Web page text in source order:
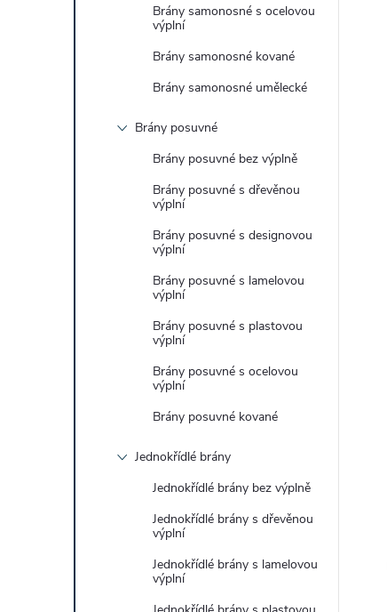
Brány samonosné s ocelovou
výplní
Brány samonosné kované
Brány samonosné umělecké
Brány posuvné
Brány posuvné bez výplně
Brány posuvné s dřevěnou
výplní
Brány posuvné s designovou
výplní
Brány posuvné s lamelovou
výplní
Brány posuvné s plastovou
výplní
Brány posuvné s ocelovou
výplní
Brány posuvné kované
Jednokřídlé brány
Jednokřídlé brány bez výplně
Jednokřídlé brány s dřevěnou
výplní
Jednokřídlé brány s lamelovou
výplní